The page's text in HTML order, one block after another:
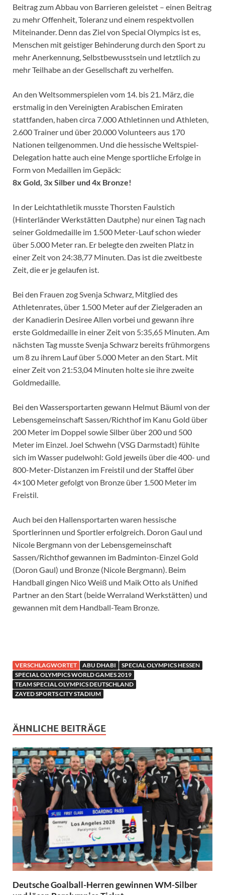
Beitrag zum Abbau von Barrieren geleistet – einen Beitrag
zu mehr Offenheit, Toleranz und einem respektvollen
Miteinander. Denn das Ziel von Special Olympics ist es,
Menschen mit geistiger Behinderung durch den Sport zu
mehr Anerkennung, Selbstbewusstsein und letztlich zu
mehr Teilhabe an der Gesellschaft zu verhelfen.
An den Weltsommerspielen vom 14. bis 21. März, die
erstmalig in den Vereinigten Arabischen Emiraten
stattfanden, haben circa 7.000 Athletinnen und Athleten,
2.600 Trainer und über 20.000 Volunteers aus 170
Nationen teilgenommen. Und die hessische Weltspiel-
Delegation hatte auch eine Menge sportliche Erfolge in
Form von Medaillen im Gepäck:
8x Gold, 3x Silber und 4x Bronze!
In der Leichtathletik musste Thorsten Faulstich
(Hinterländer Werkstätten Dautphe) nur einen Tag nach
seiner Goldmedaille im 1.500 Meter-Lauf schon wieder
über 5.000 Meter ran. Er belegte den zweiten Platz in
einer Zeit von 24:38,77 Minuten. Das ist die zweitbeste
Zeit, die er je gelaufen ist.
Bei den Frauen zog Svenja Schwarz, Mitglied des
Athletenrates, über 1.500 Meter auf der Zielgeraden an
der Kanadierin Desiree Allen vorbei und gewann ihre
erste Goldmedaille in einer Zeit von 5:35,65 Minuten. Am
nächsten Tag musste Svenja Schwarz bereits frühmorgens
um 8 zu ihrem Lauf über 5.000 Meter an den Start. Mit
einer Zeit von 21:53,04 Minuten holte sie ihre zweite
Goldmedaille.
Bei den Wassersportarten gewann Helmut Bäuml von der
Lebensgemeinschaft Sassen/Richthof im Kanu Gold über
200 Meter im Doppel sowie Silber über 200 und 500
Meter im Einzel. Joel Schwehn (VSG Darmstadt) fühlte
sich im Wasser pudelwohl: Gold jeweils über die 400- und
800-Meter-Distanzen im Freistil und der Staffel über
4×100 Meter gefolgt von Bronze über 1.500 Meter im
Freistil.
Auch bei den Hallensportarten waren hessische
Sportlerinnen und Sportler erfolgreich. Doron Gaul und
Nicole Bergmann von der Lebensgemeinschaft
Sassen/Richthof gewannen im Badminton-Einzel Gold
(Doron Gaul) und Bronze (Nicole Bergmann). Beim
Handball gingen Nico Weiß und Maik Otto als Unified
Partner an den Start (beide Werraland Werkstätten) und
gewannen mit dem Handball-Team Bronze.
VERSCHLAGWORTET ABU DHABI
SPECIAL OLYMPICS HESSEN
SPECIAL OLYMPICS WORLD GAMES 2019
TEAM SPECIAL OLYMPICS DEUTSCHLAND
ZAYED SPORTS CITY STADIUM
ÄHNLICHE BEITRÄGE
Deutsche Goalball-Herren gewinnen WM-Silber